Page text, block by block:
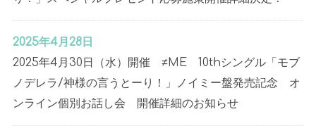
2025年4月28日
2025年4月30日（水）開催 ≠ME 10thシングル「モブ
ノデレラ/神様の言うとーり！」ノイミー盤発売記念 オ
ンライン個別お話し会 開催詳細のお知らせ